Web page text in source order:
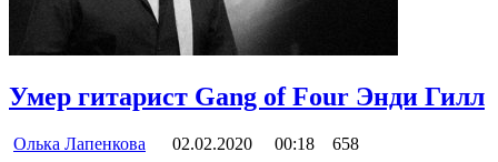
Умер гитарист Gang of Four Энди Гилл
Олька Лапенкова 02.02.2020 00:18 658